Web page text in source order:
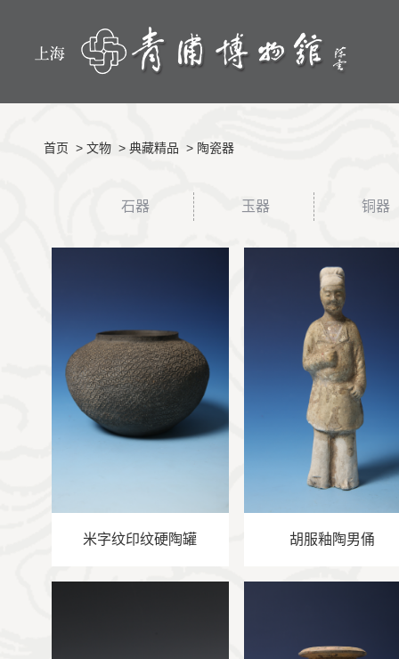
首页 > 文物 > 典藏精品 > 陶瓷器
石器 玉器 铜器
米字纹印纹硬陶罐 胡服釉陶男俑